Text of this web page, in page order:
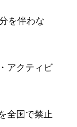
を伴わな
アクティビ
全国で禁止